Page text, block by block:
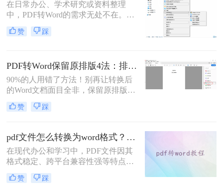
您详细介绍五种安全、高效且完全免
费的转换方法，帮助您轻松实现格式
转换。
在日常办公、学术研究或资料整理
中，PDF转Word的需求无处不在。那
么pdf怎么转换成word呢？本文将系统
解析5种主流方法，涵盖不同场景，
赞 踩
PDF转Word保留原排版4法：排版优先模式、OCR选项和格式修复全流程！
90%的人用错了方法！别再让转换后
的Word文档面目全非，保留原排版的
秘密就在这里。“这表格怎么全乱
了？”、“字体全变了，我还得一个个
PDF转为Word文档时，最崩溃的瞬
间。一份精心排版的PDF报告，转换
后却变成需要“二次加工”的混乱文
档，不仅浪费时间，更可能引发关键
信息错漏的风险。那么pdf转word怎么
保留原排版呢？
赞 踩
pdf文件怎么转换为word格式？这3种转换方法可以尝试下！
在现代办公和学习中，PDF文件因其
格式稳定、跨平台兼容性强等特点而
被广泛使用。然而，当需要编辑PDF
文件中的内容时，将其转换为Word格
赞 踩